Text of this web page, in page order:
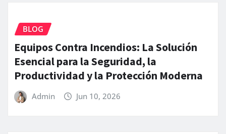
BLOG
Equipos Contra Incendios: La Solución
Esencial para la Seguridad, la
Productividad y la Protección Moderna
Admin Jun 10, 2026